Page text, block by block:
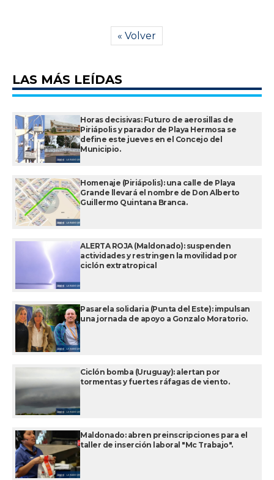
« Volver
LAS MÁS LEÍDAS
Horas decisivas: Futuro de aerosillas de
Piriápolis y parador de Playa Hermosa se
define este jueves en el Concejo del
Municipio.
Homenaje (Piriápolis): una calle de Playa
Grande llevará el nombre de Don Alberto
Guillermo Quintana Branca.
ALERTA ROJA (Maldonado): suspenden
actividades y restringen la movilidad por
ciclón extratropical
Pasarela solidaria (Punta del Este): impulsan
una jornada de apoyo a Gonzalo Moratorio.
Ciclón bomba (Uruguay): alertan por
tormentas y fuertes ráfagas de viento.
Maldonado: abren preinscripciones para el
taller de inserción laboral "Mc Trabajo".